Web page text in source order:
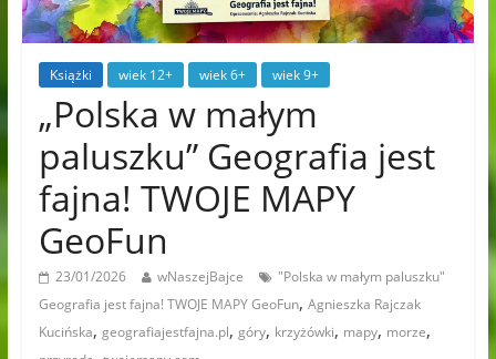
Książki wiek 12+ wiek 6+ wiek 9+
„Polska w małym
paluszku” Geografia jest
fajna! TWOJE MAPY
GeoFun
23/01/2026 wNaszejBajce
"Polska w małym paluszku"
Geografia jest fajna! TWOJE MAPY GeoFun, Agnieszka Rajczak
Kucińska, geografiajestfajna.pl, góry, krzyżówki, mapy, morze,